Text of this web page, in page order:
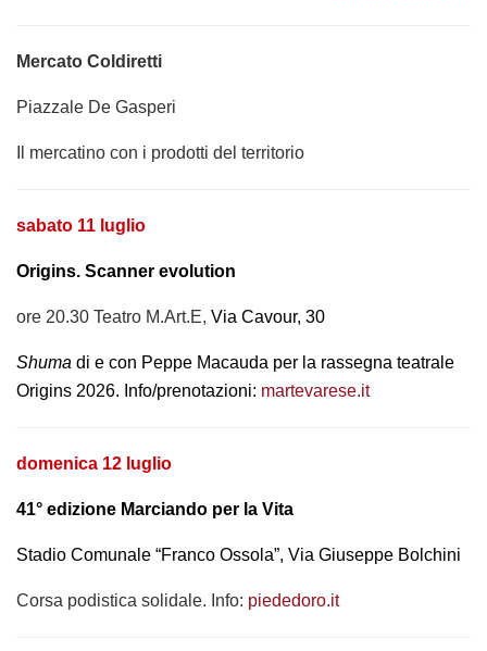
Mercato Coldiretti
Piazzale De Gasperi
Il mercatino con i prodotti del territorio
sabato 11 luglio
Origins. Scanner evolution
ore 20.30 Teatro M.Art.E, Via Cavour, 30
Shuma di e con Peppe Macauda per la rassegna teatrale
Origins 2026. Info/prenotazioni: martevarese.it
domenica 12 luglio
41° edizione Marciando per la Vita
Stadio Comunale “Franco Ossola”, Via Giuseppe Bolchini
Corsa podistica solidale. Info: piededoro.it